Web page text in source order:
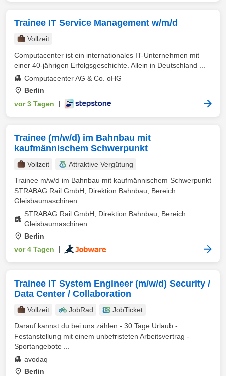
Trainee IT Service Management w/m/d
Vollzeit
Computacenter ist ein internationales IT-Unternehmen mit
einer 40-jährigen Erfolgsgeschichte. Allein in Deutschland ...
Computacenter AG & Co. oHG
Berlin
vor 3 Tagen
Trainee (m/w/d) im Bahnbau mit
kaufmännischem Schwerpunkt
Vollzeit
Attraktive Vergütung
Trainee m/w/d im Bahnbau mit kaufmännischem Schwerpunkt
STRABAG Rail GmbH, Direktion Bahnbau, Bereich
Gleisbaumaschinen ...
STRABAG Rail GmbH, Direktion Bahnbau, Bereich
Gleisbaumaschinen
Berlin
vor 4 Tagen
Trainee IT System Engineer (m/w/d) Security /
Data Center / Collaboration
Vollzeit JobRad
JobTicket
Darauf kannst du bei uns zählen - 30 Tage Urlaub -
Festanstellung mit einem unbefristeten Arbeitsvertrag -
Sportangebote ...
avodaq
Berlin